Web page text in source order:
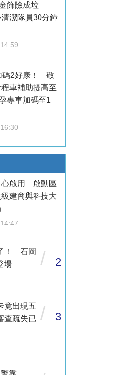
飾險成垃
潔隊員30分鐘
碼2好康！ 敬
車補助提高至
專車加碼至1
心啟用 啟動區
建商與科技大
！ 石岡
場
/ 2
竟出現五
查疏失已
/ 3
靠